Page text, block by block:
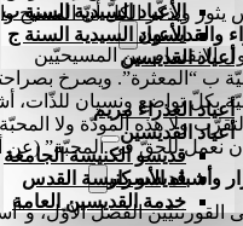
الأعياد السيدية السنة ب
الأعياد السيدية السنة ج
أعياد القديسين
والقديسون
أعياد العذراء مريم
أعياد القديسين
قديسو الكنيسة الجامعة
قديسو كنيسة القدس
خدمة القديسين العامة
وأشباه الأسرار
يثور ويذكّر الكلّ أنّ
الانقسام بين المسيحيّين
“المعثرة”. ويصرخ بصراحته
بكلّ تواضع ونسيان للذّات،
ولا هذه المودّة ولا
القورنثيّين الفصل الأوّل،